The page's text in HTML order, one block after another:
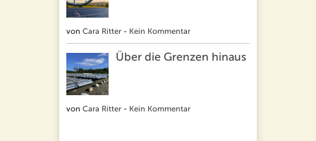
von Cara Ritter - Kein Kommentar
Über die Grenzen hinaus
von Cara Ritter - Kein Kommentar